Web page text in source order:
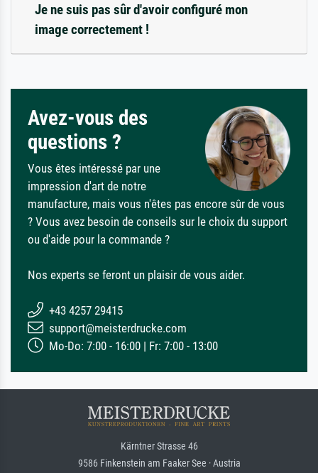
Je ne suis pas sûr d'avoir configuré mon
image correctement !
Avez-vous des
questions ?
Vous êtes intéressé par une
impression d'art de notre
manufacture, mais vous n'êtes pas encore sûr de vous
? Vous avez besoin de conseils sur le choix du support
ou d'aide pour la commande ?
Nos experts se feront un plaisir de vous aider.
+43 4257 29415
support@meisterdrucke.com
Mo-Do: 7:00 - 16:00 | Fr: 7:00 - 13:00
Kärntner Strasse 46
9586 Finkenstein am Faaker See · Austria